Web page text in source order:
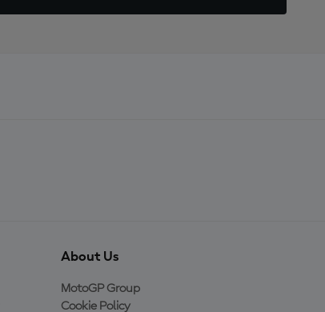
About Us
MotoGP Group
Cookie Policy